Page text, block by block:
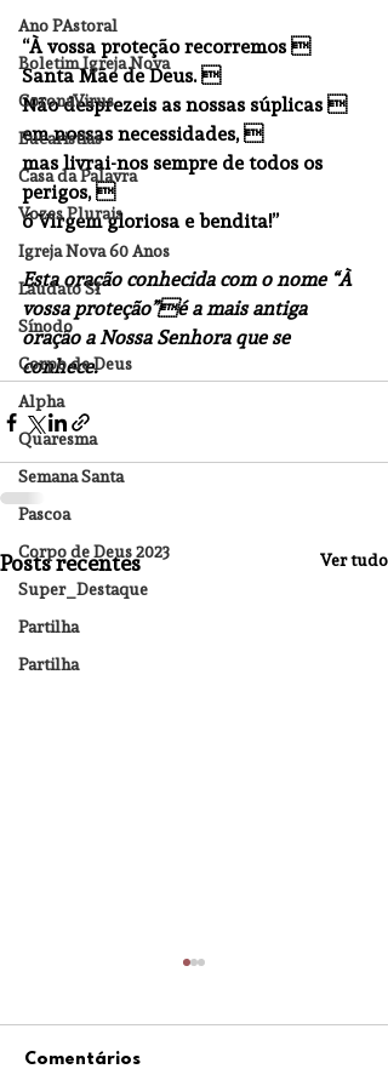
Ano PAstoral
Boletim Igreja Nova
CoronaVirus
Eucaristias
Casa da Palavra
Vozes Plurais
Igreja Nova 60 Anos
Laudato SI
Sínodo
Corpo de Deus
Alpha
Quaresma
Semana Santa
Pascoa
Corpo de Deus 2023
Super_Destaque
Partilha
Partilha
“À vossa proteção recorremos 
Santa Mãe de Deus. 
Não desprezeis as nossas súplicas 
em nossas necessidades, 
mas livrai-nos sempre de todos os
perigos, 
ó Virgem gloriosa e bendita!”
Esta oração conhecida com o nome “À
vossa proteção”é a mais antiga
oração a Nossa Senhora que se
conhece.
Posts recentes Ver tudo
Comentários